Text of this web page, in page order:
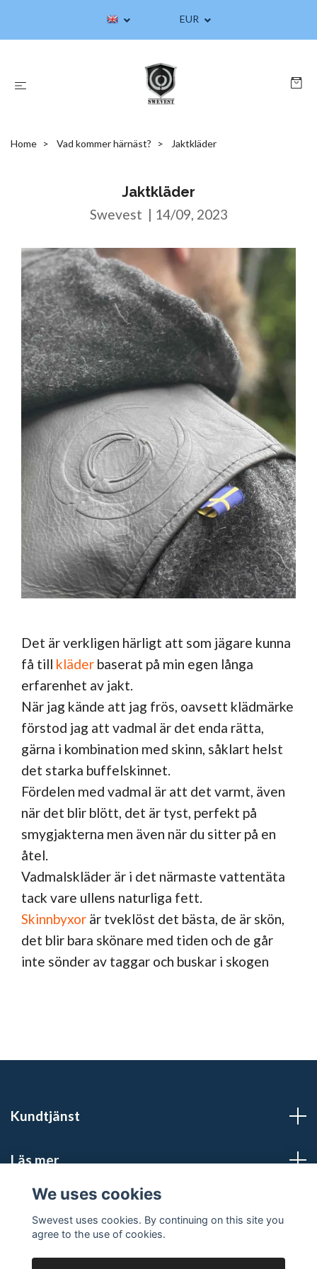
EUR
Home Vad kommer härnäst? Jaktkläder
Jaktkläder
Swevest | 14/09, 2023
Det är verkligen härligt att som jägare kunna
få till kläder baserat på min egen långa
erfarenhet av jakt.
När jag kände att jag frös, oavsett klädmärke
förstod jag att vadmal är det enda rätta,
gärna i kombination med skinn, såklart helst
det starka buffelskinnet.
Fördelen med vadmal är att det varmt, även
när det blir blött, det är tyst, perfekt på
smygjakterna men även när du sitter på en
åtel.
Vadmalskläder är i det närmaste vattentäta
tack vare ullens naturliga fett.
Skinnbyxor är tveklöst det bästa, de är skön,
det blir bara skönare med tiden och de går
inte sönder av taggar och buskar i skogen
Kundtjänst
Läs mer
Social Media
We uses cookies
Swevest uses cookies. By continuing on this site you
agree to the use of cookies.